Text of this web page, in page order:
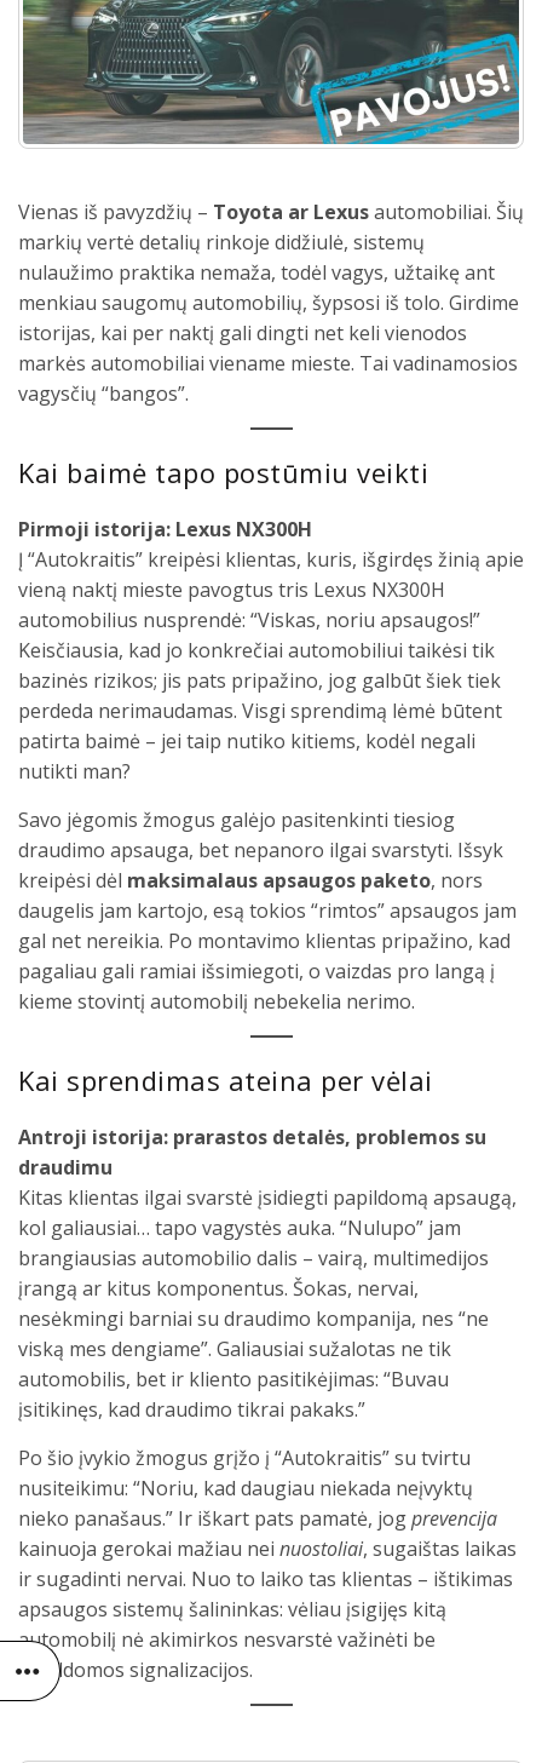
Vienas iš pavyzdžių – Toyota ar Lexusautomobiliai. Šių
markių vertė detalių rinkoje didžiulė, sistemų
nulaužimo praktika nemaža, todėl vagys, užtaikę ant
menkiau saugomų automobilių, šypsosi iš tolo. Girdime
istorijas, kai per naktį gali dingti net keli vienodos
markės automobiliai viename mieste. Tai vadinamosios
vagysčių “bangos”.
Kai baimė tapo postūmiu veikti
Pirmoji istorija: Lexus NX300H
Į “Autokraitis” kreipėsi klientas, kuris, išgirdęs žinią apie
vieną naktį mieste pavogtus tris Lexus NX300H
automobilius nusprendė: “Viskas, noriu apsaugos!”
Keisčiausia, kad jo konkrečiai automobiliui taikėsi tik
bazinės rizikos; jis pats pripažino, jog galbūt šiek tiek
perdeda nerimaudamas. Visgi sprendimą lėmė būtent
patirta baimė – jei taip nutiko kitiems, kodėl negali
nutikti man?
Savo jėgomis žmogus galėjo pasitenkinti tiesiog
draudimo apsauga, bet nepanoro ilgai svarstyti. Išsyk
kreipėsi dėl maksimalaus apsaugos paketo, nors
daugelis jam kartojo, esą tokios “rimtos” apsaugos jam
gal net nereikia. Po montavimo klientas pripažino, kad
pagaliau gali ramiai išsimiegoti, o vaizdas pro langą į
kieme stovintį automobilį nebekelia nerimo.
Kai sprendimas ateina per vėlai
Antroji istorija: prarastos detalės, problemos su
draudimu
Kitas klientas ilgai svarstė įsidiegti papildomą apsaugą,
kol galiausiai… tapo vagystės auka. “Nulupo” jam
brangiausias automobilio dalis – vairą, multimedijos
įrangą ar kitus komponentus. Šokas, nervai,
nesėkmingi barniai su draudimo kompanija, nes “ne
viską mes dengiame”. Galiausiai sužalotas ne tik
automobilis, bet ir kliento pasitikėjimas: “Buvau
įsitikinęs, kad draudimo tikrai pakaks.”
Po šio įvykio žmogus grįžo į “Autokraitis” su tvirtu
nusiteikimu: “Noriu, kad daugiau niekada neįvyktų
nieko panašaus.” Ir iškart pats pamatė, jogprevencija
kainuoja gerokai mažiau nei nuostoliai, sugaištas laikas
ir sugadinti nervai. Nuo to laiko tas klientas – ištikimas
apsaugos sistemų šalininkas: vėliau įsigijęs kitą
automobilį nė akimirkos nesvarstė važinėti be
papildomos signalizacijos.